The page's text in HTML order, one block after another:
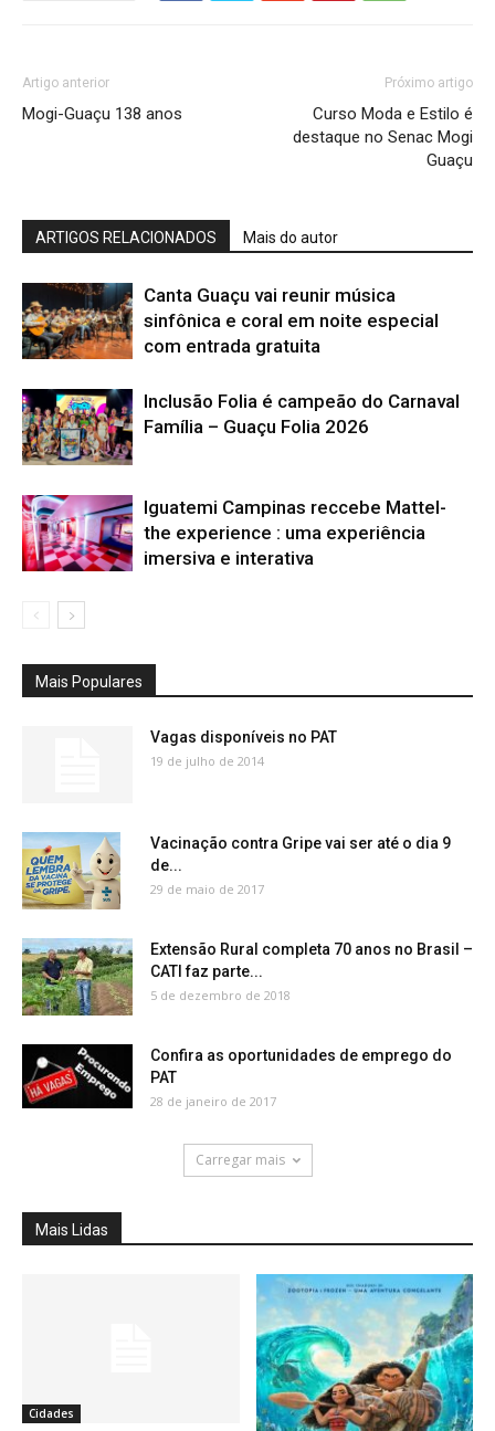
Artigo anterior
Mogi-Guaçu 138 anos
Próximo artigo
Curso Moda e Estilo é
destaque no Senac Mogi
Guaçu
ARTIGOS RELACIONADOS Mais do autor
Canta Guaçu vai reunir música
sinfônica e coral em noite especial
com entrada gratuita
Inclusão Folia é campeão do Carnaval
Família – Guaçu Folia 2026
Iguatemi Campinas reccebe Mattel-
the experience : uma experiência
imersiva e interativa
Mais Populares
Vagas disponíveis no PAT
19 de julho de 2014
Vacinação contra Gripe vai ser até o dia 9
de...
29 de maio de 2017
Extensão Rural completa 70 anos no Brasil –
CATI faz parte...
5 de dezembro de 2018
Confira as oportunidades de emprego do
PAT
28 de janeiro de 2017
Carregar mais
Mais Lidas
Cidades